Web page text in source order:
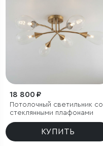
18 800 ₽
Потолочный светильник со
стеклянными плафонами
КУПИТЬ